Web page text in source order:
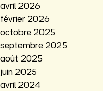
avril 2026
février 2026
octobre 2025
septembre 2025
août 2025
juin 2025
avril 2024